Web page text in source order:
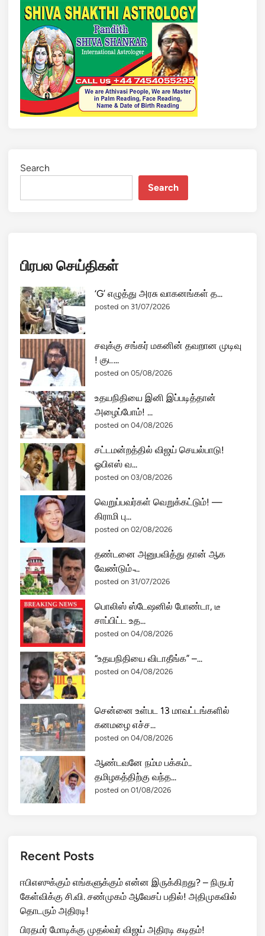
Search
Search
பிரபல செய்திகள்
‘G’ எழுத்து அரசு வாகனங்கள் த...
posted on 31/07/2026
சவுக்கு சங்கர் மகனின் தவறான முடிவு
! குட...
posted on 05/08/2026
உதயநிதியை இனி இப்படித்தான்
அழைப்போம்! ...
posted on 04/08/2026
சட்டமன்றத்தில் விஜய் செயல்பாடு!
ஓபிஎஸ் வ...
posted on 03/08/2026
வெறுப்பவர்கள் வெறுக்கட்டும்! —
கிராமி பு...
posted on 02/08/2026
தண்டனை அனுபவித்து தான் ஆக
வேண்டும் ̵...
posted on 31/07/2026
பொலிஸ் ஸ்டேஷனில் போண்டா, டீ
சாப்பிட்ட உத...
posted on 04/08/2026
“உதயநிதியை விடாதீங்க” –...
posted on 04/08/2026
சென்னை உள்பட 13 மாவட்டங்களில்
கனமழை எச்ச...
posted on 04/08/2026
ஆண்டவனே நம்ம பக்கம்..
தமிழகத்திற்கு வந்த...
posted on 01/08/2026
Recent Posts
ஈபிஎஸுக்கும் எங்களுக்கும் என்ன இருக்கிறது? – நிருபர்
கேள்விக்கு சி.வி. சண்முகம் ஆவேசப் பதில்! அதிமுகவில்
தொடரும் அதிரடி!
பிரதமர் மோடிக்கு முதல்வர் விஜய் அதிரடி கடிதம்!